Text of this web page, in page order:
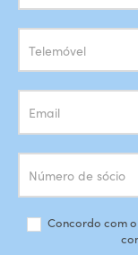
Newsletter
Concordo com